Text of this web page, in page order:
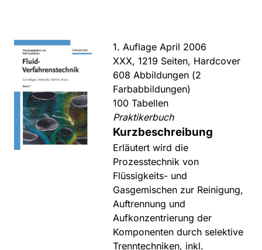
1. Auflage April 2006
XXX, 1219 Seiten, Hardcover
608 Abbildungen (2
Farbabbildungen)
100 Tabellen
Praktikerbuch
Kurzbeschreibung
Erläutert wird die
Prozesstechnik von
Flüssigkeits- und
Gasgemischen zur Reinigung,
Auftrennung und
Aufkonzentrierung der
Komponenten durch selektive
Trenntechniken, inkl.